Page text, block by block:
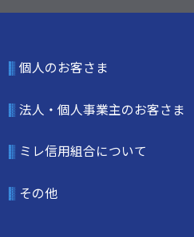
個人のお客さま
法人・個人事業主のお客さま
ミレ信用組合について
その他